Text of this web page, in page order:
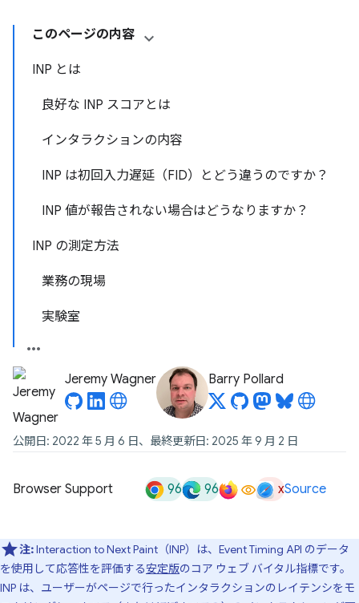
このページの内容
INP とは
良好な INP スコアとは
インタラクションの内容
INP は初回入力遅延（FID）とどう違うのですか？
INP 値が報告されない場合はどうなりますか？
INP の測定方法
業務の現場
実験室
Jeremy Wagner Barry Pollard
公開日: 2022 年 5 月 6 日、最終更新日: 2025 年 9 月 2 日
Browser Support 96 96 xSource
注:Interaction to Next Paint（INP）は、Event Timing API のデータ
を使用して応答性を評価する安定版のコア ウェブ バイタル指標です。
INP は、ユーザーがページで行ったインタラクションのレイテンシをモ